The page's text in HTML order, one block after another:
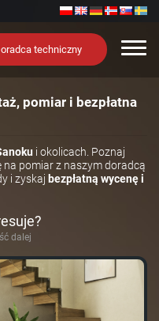
techniczny
pomiar i bezpłatna
i okolicach. Poznaj
pomiar z naszym doradcą
i zyskaj bezpłatną wycenę i
dalej